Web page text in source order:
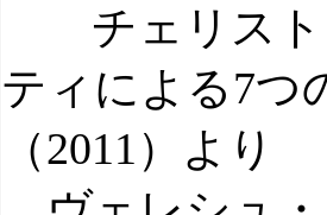
チェリスト
ティによる7つ
（2011）より